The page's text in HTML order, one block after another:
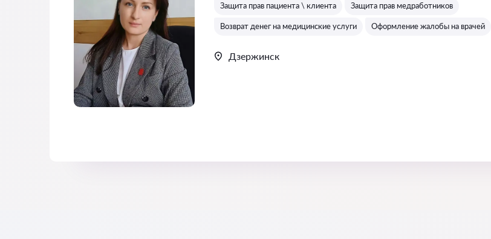
Защита прав пациента \ клиента Защита прав медработников
Возврат денег на медицинские услуги Оформление жалобы на врачей
Дзержинск